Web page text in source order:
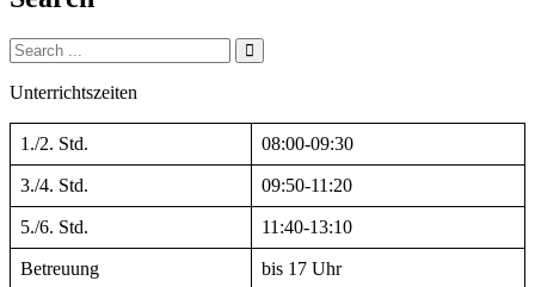
Search
for:
Unterrichtszeiten
1./2. Std. 08:00-09:30
3./4. Std. 09:50-11:20
5./6. Std. 11:40-13:10
Betreuung bis 17 Uhr